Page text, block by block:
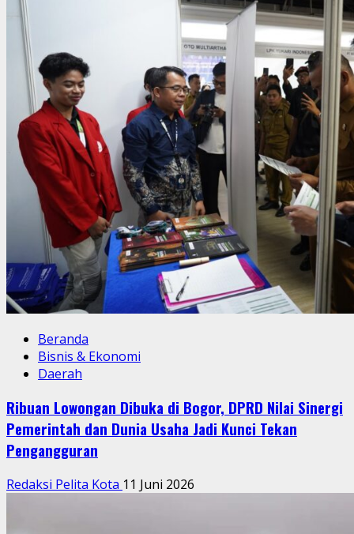
Beranda
Bisnis & Ekonomi
Daerah
Ribuan Lowongan Dibuka di Bogor, DPRD Nilai Sinergi
Pemerintah dan Dunia Usaha Jadi Kunci Tekan
Pengangguran
Redaksi Pelita Kota 11 Juni 2026